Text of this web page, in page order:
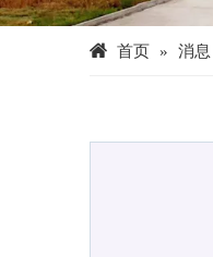
首页 » 消息